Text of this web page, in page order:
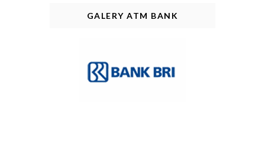
GALERY ATM BANK